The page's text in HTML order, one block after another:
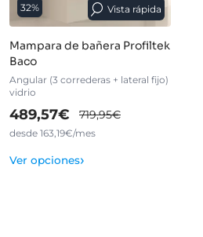
32% Vista rápida
Mampara de bañera Profiltek
Baco
Angular (3 correderas + lateral fijo)
vidrio
489,57€ 719,95€
desde 163,19€/mes
Ver opciones›